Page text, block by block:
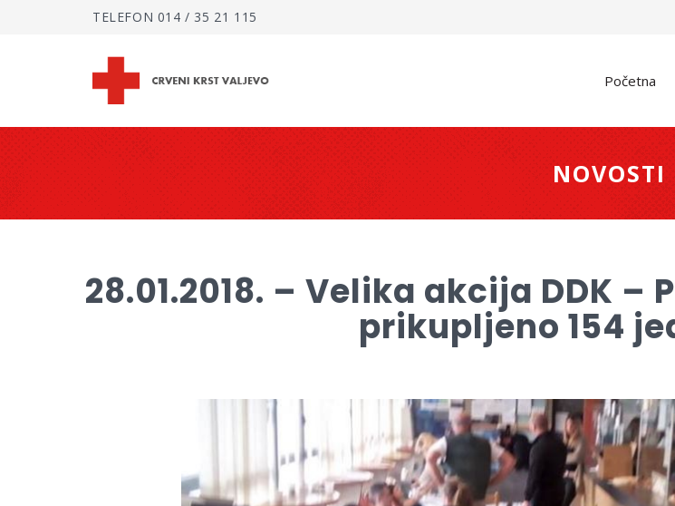
TELEFON 014 / 35 21 115
Početna
NOVOSTI
28.01.2018. – Velika akcija DDK
prikupljeno 154